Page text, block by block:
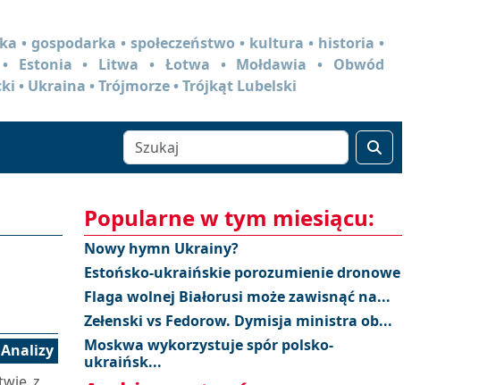
• gospodarka • społeczeństwo • kultura • historia •
• Estonia • Litwa • Łotwa • Mołdawia • Obwód
• Ukraina • Trójmorze • Trójkąt Lubelski
Popularne w tym miesiącu:
Nowy hymn Ukrainy?
Estońsko-ukraińskie porozumienie dronowe
Flaga wolnej Białorusi może zawisnąć na...
Zełenski vs Fedorow. Dymisja ministra ob...
Moskwa wykorzystuje spór polsko-
ukraińsk...